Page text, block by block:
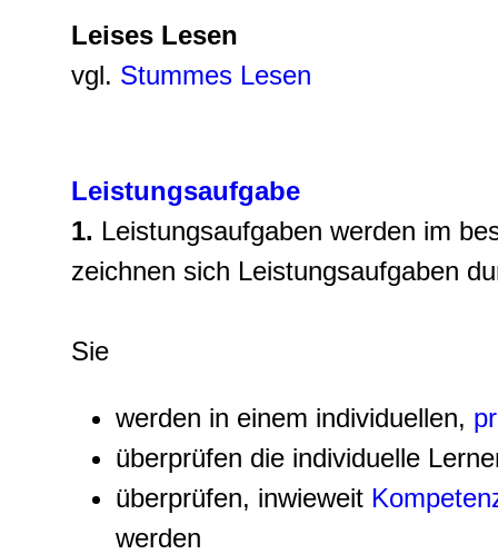
Leises Lesen
vgl. Stummes Lesen
Leistungsaufgabe
1. Leistungsaufgaben werden im
zeichnen sich Leistungsaufgaben
Sie
werden in einem individuellen,
überprüfen die individuelle
überprüfen, inwieweit
werden